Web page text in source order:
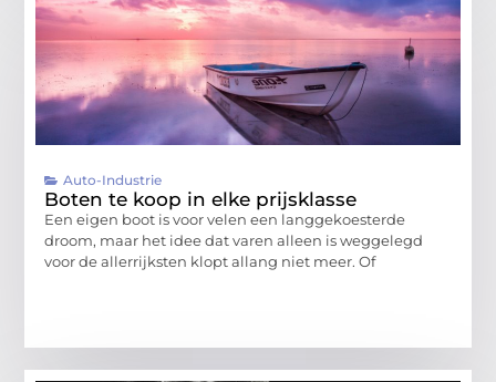
Auto-Industrie
Boten te koop in elke prijsklasse
Een eigen boot is voor velen een langgekoesterde
droom, maar het idee dat varen alleen is weggelegd
voor de allerrijksten klopt allang niet meer. Of